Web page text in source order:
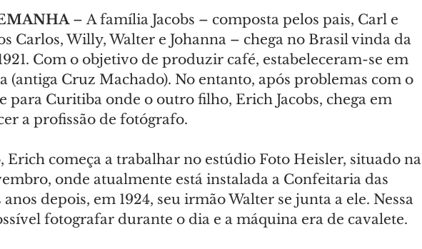
– A família Jacobs – composta pelos pais, Carl e
Carlos, Willy, Walter e Johanna – chega no Brasil vinda da
Com o objetivo de produzir café, estabeleceram-se em
(antiga Cruz Machado). No entanto, após problemas com o
para Curitiba onde o outro filho, Erich Jacobs, chega em
a profissão de fotógrafo.
Erich começa a trabalhar no estúdio Foto Heisler, situado na
onde atualmente está instalada a Confeitaria das
depois, em 1924, seu irmão Walter se junta a ele. Nessa
fotografar durante o dia e a máquina era de cavalete.